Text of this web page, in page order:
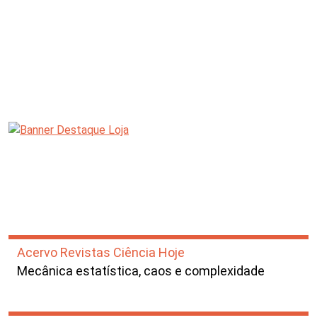
Acervo Revistas Ciência Hoje
Mecânica estatística, caos e complexidade